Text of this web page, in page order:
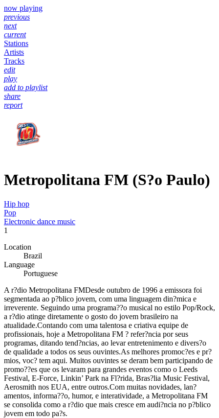
now playing
previous
next
current
Stations
Artists
Tracks
edit
play
add to playlist
share
report
Metropolitana FM (S?o Paulo)
Hip hop
Pop
Electronic dance music
1
Location
Brazil
Language
Portuguese
A r?dio Metropolitana FMDesde outubro de 1996 a emissora foi
segmentada ao p?blico jovem, com uma linguagem din?mica e
irreverente. Seguindo uma programa??o musical no estilo Pop/Rock,
a r?dio atinge diretamente o gosto do jovem brasileiro na
atualidade.Contando com uma talentosa e criativa equipe de
profissionais, hoje a Metropolitana FM ? refer?ncia por seus
programas, ditando tend?ncias, ao levar entretenimento e divers?o
de qualidade a todos os seus ouvintes.As melhores promoc?es e pr?
mios, voc? tem aqui. Muitos ouvintes se deram bem participando de
promo??es que os levaram para grandes eventos como o Leeds
Festival, E-Force, Linkin’ Park na Fl?rida, Bras?lia Music Festival,
Aerosmith nos EUA, entre outros.Com muitas novidades, lan?
amentos, informa??o, humor, e interatividade, a Metropolitana FM
se consolida como a r?dio que mais cresce em audi?ncia no p?blico
jovem em todo pa?s.